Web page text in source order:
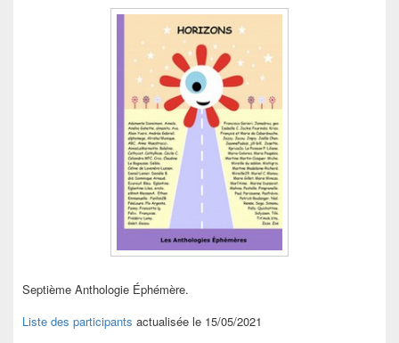
Septième Anthologie Éphémère.
Liste des participants actualisée le 15/05/2021